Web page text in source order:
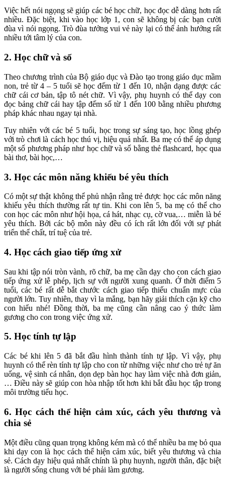
Việc hết nói ngọng sẽ giúp các bé học chữ, học đọc dễ dàng hơn rất
nhiều. Đặc biệt, khi vào học lớp 1, con sẽ không bị các bạn cười
đùa vì nói ngọng. Trò đùa tưởng vui vẻ này lại có thể ảnh hưởng rất
nhiều tới tâm lý của con.
2. Học chữ và số
Theo chương trình của Bộ giáo dục và Đào tạo trong giáo dục mầm
non, trẻ từ 4 – 5 tuổi sẽ học đếm từ 1 đến 10, nhận dạng được các
chữ cái cơ bản, tập tô nét chữ. Vì vậy, phụ huynh có thể dạy con
đọc bảng chữ cái hay tập đếm số từ 1 đến 100 bằng nhiều phương
pháp khác nhau ngay tại nhà.
Tuy nhiên với các bé 5 tuổi, học trong sự sáng tạo, học lồng ghép
với trò chơi là cách học thú vị, hiệu quả nhất. Ba mẹ có thể áp dụng
một số phương pháp như học chữ và số bằng thẻ flashcard, học qua
bài thơ, bài học,…
3. Học các môn năng khiếu bé yêu thích
Có một sự thật không thể phủ nhận rằng trẻ được học các môn năng
khiếu yêu thích thường rất tự tin. Khi con lên 5, ba mẹ có thể cho
con học các môn như hội họa, cá hát, nhạc cụ, cờ vua,… miễn là bé
yêu thích. Bởi các bộ môn này đều có ích rất lớn đối với sự phát
triển thể chất, trí tuệ của trẻ.
4. Học cách giao tiếp ứng xử
Sau khi tập nói tròn vành, rõ chữ, ba mẹ cần dạy cho con cách giao
tiếp ứng xử lễ phép, lịch sự với người xung quanh. Ở thời điểm 5
tuổi, các bé rất dễ bắt chước cách giao tiếp thiếu chuẩn mực của
người lớn. Tuy nhiên, thay vì la mắng, bạn hãy giải thích cặn kỹ cho
con hiểu nhé! Đồng thời, ba mẹ cũng cần nâng cao ý thức làm
gương cho con trong việc ứng xử.
5. Học tính tự lập
Các bé khi lên 5 đã bắt đầu hình thành tính tự lập. Vì vậy, phụ
huynh có thể rèn tính tự lập cho con từ những việc như cho trẻ tự ăn
uống, vệ sinh cá nhân, dọn dẹp bàn học hay làm việc nhà đơn giản,
… Điều này sẽ giúp con hòa nhập tốt hơn khi bắt đầu học tập trong
môi trường tiểu học.
6. Học cách thể hiện cảm xúc, cách yêu thương và
chia sẻ
Một điều cũng quan trọng không kém mà có thể nhiều ba mẹ bỏ qua
khi dạy con là học cách thể hiện cảm xúc, biết yêu thương và chia
sẻ. Cách dạy hiệu quả nhất chính là phụ huynh, người thân, đặc biệt
là người sống chung với bé phải làm gương.